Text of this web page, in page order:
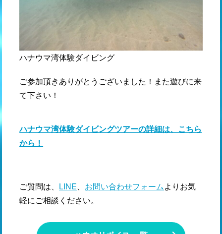
ハナウマ湾体験ダイビング
ご参加頂きありがとうございました！また遊びに来
て下さい！
ハナウマ湾体験ダイビングツアーの詳細は、こちら
から！
ご質問は、 LINE、 お問い合わせフォームよりお気
軽にご相談ください。